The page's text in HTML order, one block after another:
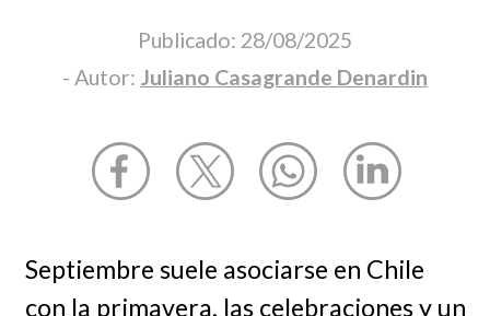
Publicado: 28/08/2025
- Autor: Juliano Casagrande Denardin
Septiembre suele asociarse en Chile
con la primavera, las celebraciones y un